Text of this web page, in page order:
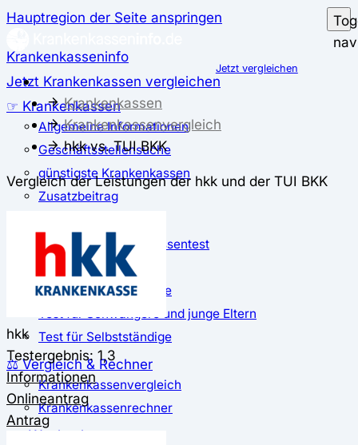
Hauptregion der Seite anspringen
Krankenkasseninfo
Jetzt Krankenkassen vergleichen
☞ Krankenkassen
Allgemeine Informationen
Geschäftsstellensuche
günstigste Krankenkassen
Zusatzbeitrag
Der große Krankenkassentest
Test für Studierende
Test für Auszubildende
Test für Schwangere und junge Eltern
Test für Selbstständige
⚖️ Vergleich & Rechner
Krankenkassenvergleich
Krankenkassenrechner
↔ Wechsel
Jetzt vergleichen
Krankenkassen
Krankenkassenvergleich
hkk vs. TUI BKK
Vergleich der Leistungen der hkk und der TUI BKK
hkk
Testergebnis: 1,3
Informationen
Onlineantrag
Antrag